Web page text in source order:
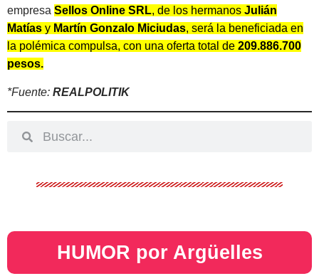
empresa Sellos Online SRL, de los hermanos Julián
Matías y Martín Gonzalo Miciudas, será la beneficiada en
la polémica compulsa, con una oferta total de 209.886.700
pesos.
*Fuente: REALPOLITIK
HUMOR por Argüelles​